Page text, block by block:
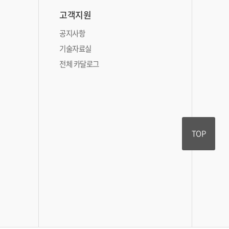
고객지원
공지사항
기술자료실
전체 카달로그
TOP